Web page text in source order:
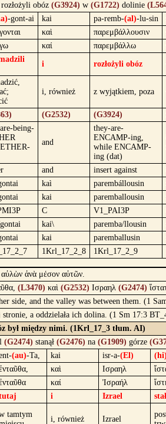
rozłożyli obóz (G3924) w (G1722) dolinie
-gont-ai kai pa-remb-(al)-lu-sin
καὶ παρεμβάλλουσιν
καί παρεμβάλλω
i rozłożyli obóz
i, również z wyjątkiem, poza
(G2532) (G3924)
being-
and
they-are-
ENCAMP-ing,
while ENCAMP-
ing (dat)
and insert against
kaì parembállousin
kai paremballousin
C V1_PAI3P
kai\ paremba/llousin
kai paremballusin
1Krl_17_2_8 1Krl_17_2_9
αὐλὼν ἀνὰ μέσον αὐτῶν.
(L3470) καὶ (G2532) Ισραηλ (G2474)
side, and the valley was between them. (1
a oddzielała ich dolina. (1 Sm 17:3
był między nimi. (1Krl_17_3 tłum. AI)
(G2474) stanął (G2476) na (G1909) górze
(au)-Ta, kai isr-a-(El) (hi)
καὶ Ισραηλ
καί Ἰσραήλ
i Izrael stał
tamtym
i, również Izrael